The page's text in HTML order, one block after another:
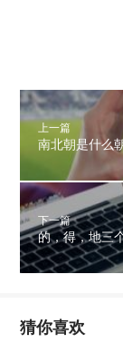
上一篇
南北朝是什么
下一篇
的，得，地三
猜你喜欢